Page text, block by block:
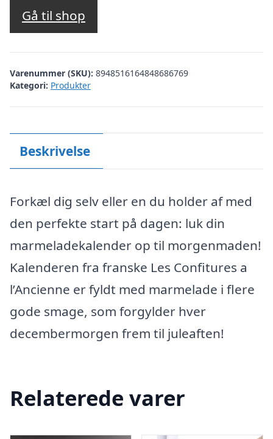
Gå til shop
Varenummer (SKU): 8948516164848686769
Kategori: Produkter
Beskrivelse
Forkæl dig selv eller en du holder af med
den perfekte start på dagen: luk din
marmeladekalender op til morgenmaden!
Kalenderen fra franske Les Confitures a
l’Ancienne er fyldt med marmelade i flere
gode smage, som forgylder hver
decembermorgen frem til juleaften!
Relaterede varer